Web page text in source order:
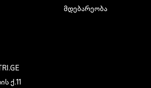
ᲛᲓᲔᲑᲐᲠᲔᲝᲑᲐ
Ქ.11